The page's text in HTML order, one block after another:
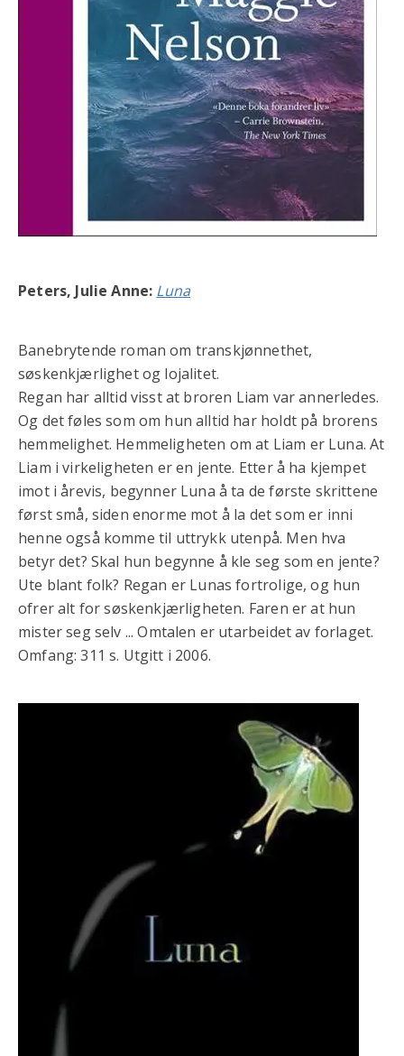
Peters, Julie Anne: Luna
Banebrytende roman om transkjønnethet,
søskenkjærlighet og lojalitet.
Regan har alltid visst at broren Liam var annerledes.
Og det føles som om hun alltid har holdt på brorens
hemmelighet. Hemmeligheten om at Liam er Luna. At
Liam i virkeligheten er en jente. Etter å ha kjempet
imot i årevis, begynner Luna å ta de første skrittene
først små, siden enorme mot å la det som er inni
henne også komme til uttrykk utenpå. Men hva
betyr det? Skal hun begynne å kle seg som en jente?
Ute blant folk? Regan er Lunas fortrolige, og hun
ofrer alt for søskenkjærligheten. Faren er at hun
mister seg selv ... Omtalen er utarbeidet av forlaget.
Omfang: 311 s. Utgitt i 2006.